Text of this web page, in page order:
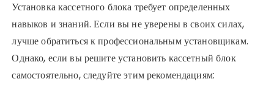
Установка кассетного блока требует определенных
навыков и знаний. Если вы не уверены в своих силах,
лучше обратиться к профессиональным установщикам.
Однако, если вы решите установить кассетный блок
самостоятельно, следуйте этим рекомендациям: